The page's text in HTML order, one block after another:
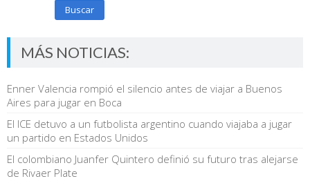
Buscar
MÁS NOTICIAS:
Enner Valencia rompió el silencio antes de viajar a Buenos
Aires para jugar en Boca
El ICE detuvo a un futbolista argentino cuando viajaba a jugar
un partido en Estados Unidos
El colombiano Juanfer Quintero definió su futuro tras alejarse
de Rivaer Plate